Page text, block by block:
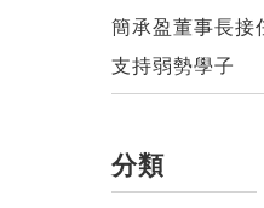
簡承盈董事長接
支持弱勢學子
分類